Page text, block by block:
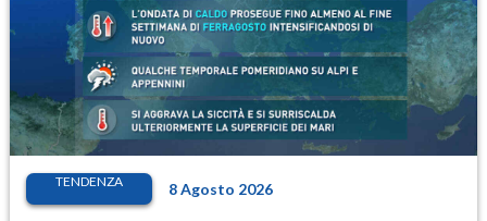
TENDENZA 8 Agosto 2026